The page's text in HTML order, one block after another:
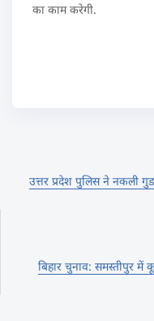
का काम करेगी.
उत्तर प्रदेश पुलिस ने नकली
बिहार चुनाव: समस्तीपुर में